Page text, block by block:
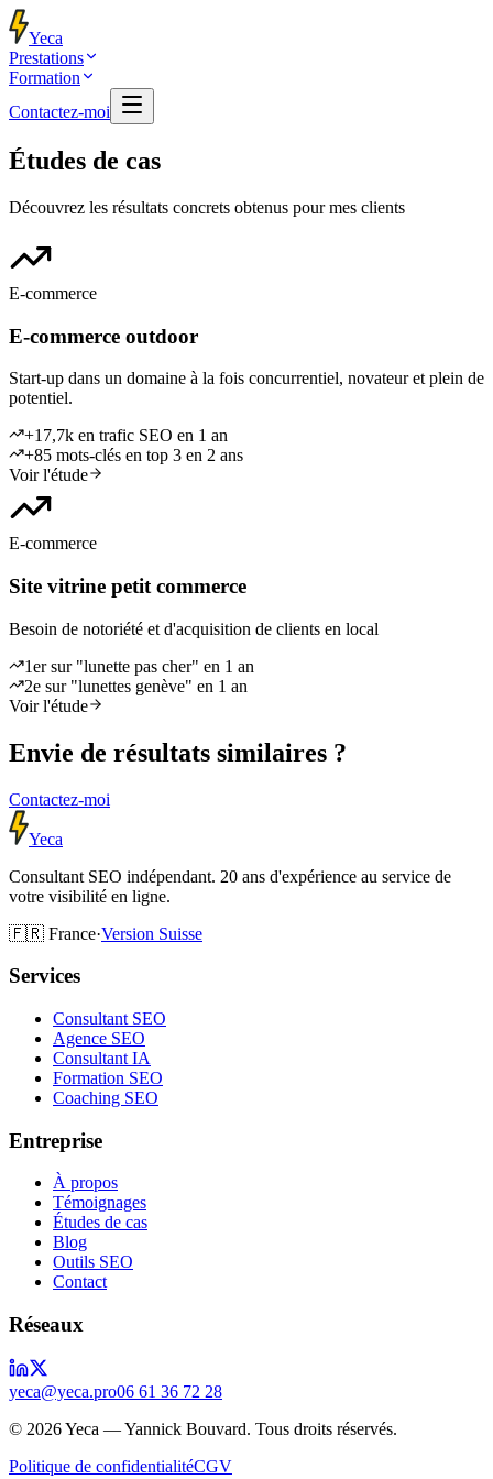
Yeca
Prestations
Formation
Contactez-moi
Études de cas
Découvrez les résultats concrets obtenus pour mes clients
E-commerce
E-commerce outdoor
Start-up dans un domaine à la fois concurrentiel, novateur et plein de
potentiel.
+17,7k en trafic SEO en 1 an
+85 mots-clés en top 3 en 2 ans
Voir l'étude
E-commerce
Site vitrine petit commerce
Besoin de notoriété et d'acquisition de clients en local
1er sur "lunette pas cher" en 1 an
2e sur "lunettes genève" en 1 an
Voir l'étude
Envie de résultats similaires ?
Contactez-moi
Yeca
Consultant SEO indépendant. 20 ans d'expérience au service de
votre visibilité en ligne.
🇫🇷 France·Version Suisse
Services
Consultant SEO
Agence SEO
Consultant IA
Formation SEO
Coaching SEO
Entreprise
À propos
Témoignages
Études de cas
Blog
Outils SEO
Contact
Réseaux
yeca@yeca.pro06 61 36 72 28
© 2026Yeca — Yannick Bouvard. Tous droits réservés.
Politique de confidentialitéCGV